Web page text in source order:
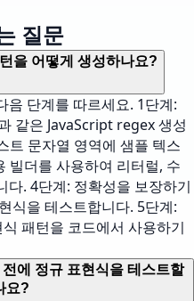
질문
을 어떻게 생성하나요?
음 단계를 따르세요. 1단계:
같은 JavaScript regex 생성
트 문자열 영역에 샘플 텍스
빌더를 사용하여 리터럴, 수
다. 4단계: 정확성을 보장하기
식을 테스트합니다. 5단계:
패턴을 코드에서 사용하기
에 정규 표현식을 테스트할
요?